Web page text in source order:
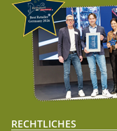
RECHTLICHES